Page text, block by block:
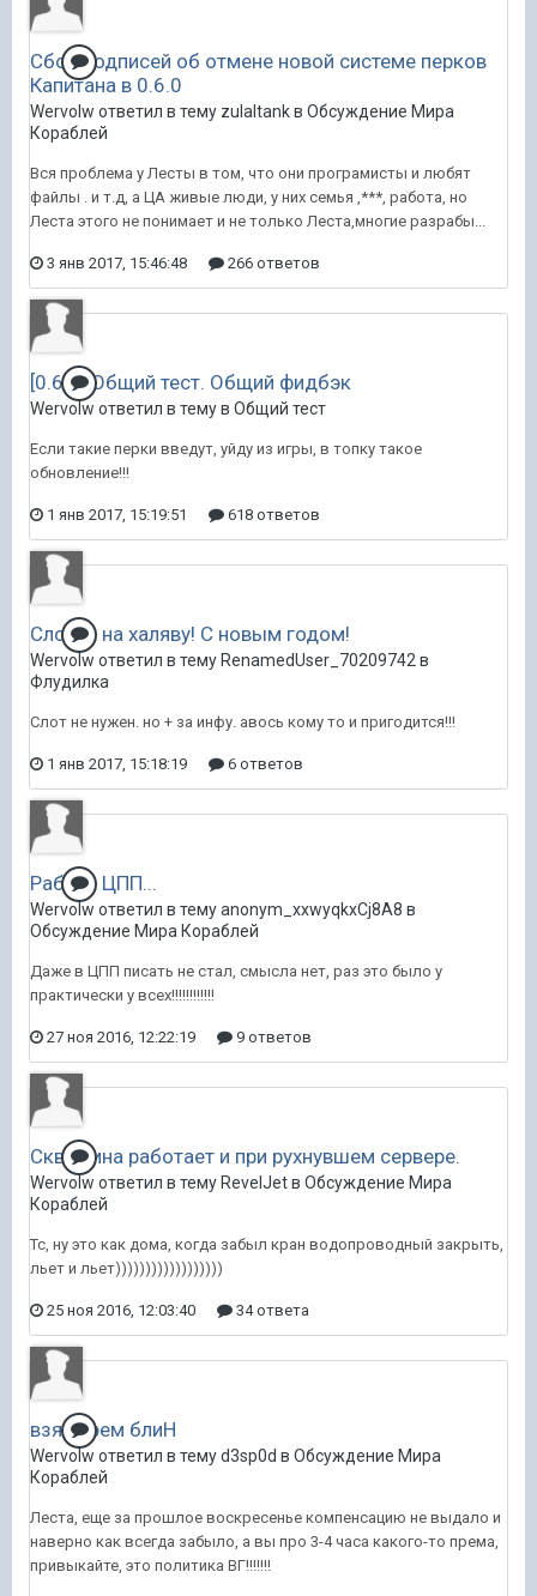
Сбор подписей об отмене новой системе перков
Капитана в 0.6.0
Wervolw ответил в тему zulaltank в Обсуждение Мира
Кораблей
Вся проблема у Лесты в том, что они програмисты и любят
файлы . и т.д, а ЦА живые люди, у них семья ,***, работа, но
Леста этого не понимает и не только Леста,многие разрабы...
3 янв 2017, 15:46:48 266 ответов
[0.6.0] Общий тест. Общий фидбэк
Wervolw ответил в тему в Общий тест
Если такие перки введут, уйду из игры, в топку такое
обновление!!!
1 янв 2017, 15:19:51 618 ответов
Слотик на халяву! С новым годом!
Wervolw ответил в тему RenamedUser_70209742 в
Флудилка
Слот не нужен. но + за инфу. авось кому то и пригодится!!!
1 янв 2017, 15:18:19 6 ответов
Работа ЦПП...
Wervolw ответил в тему anonym_xxwyqkxCj8A8 в
Обсуждение Мира Кораблей
Даже в ЦПП писать не стал, смысла нет, раз это было у
практически у всех!!!!!!!!!!!!
27 ноя 2016, 12:22:19 9 ответов
Скважина работает и при рухнувшем сервере.
Wervolw ответил в тему RevelJet в Обсуждение Мира
Кораблей
Тс, ну это как дома, когда забыл кран водопроводный закрыть,
льет и льет))))))))))))))))))
25 ноя 2016, 12:03:40 34 ответа
взял прем блиН
Wervolw ответил в тему d3sp0d в Обсуждение Мира
Кораблей
Леста, еще за прошлое воскресенье компенсацию не выдало и
наверно как всегда забыло, а вы про 3-4 часа какого-то према,
привыкайте, это политика ВГ!!!!!!!